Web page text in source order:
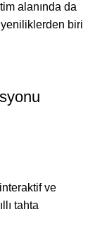
alanında da
yeniliklerden biri
ve
tahta